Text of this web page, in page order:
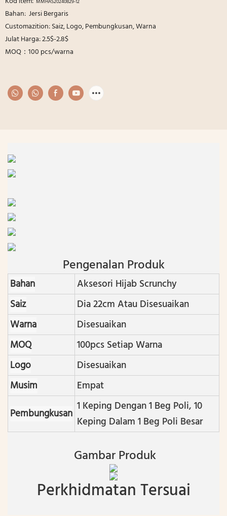
Bahan: Jersi Bergaris
Customazition: Saiz, Logo, Pembungkusan, Warna
Julat Harga: 2.5$-2.8$
MOQ：100 pcs/warna
Pengenalan Produk
Bahan
Aksesori Hijab Scrunchy
Saiz
Dia 22cm Atau Disesuaikan
Warna
Disesuaikan
MOQ
100pcs Setiap Warna
Logo
Disesuaikan
Musim
Empat
Pembungkusan 1 Keping Dengan 1 Beg Poli , 10
Keping Dalam 1 Beg Poli Besar
Gambar Produk
Perkhidmatan Tersuai